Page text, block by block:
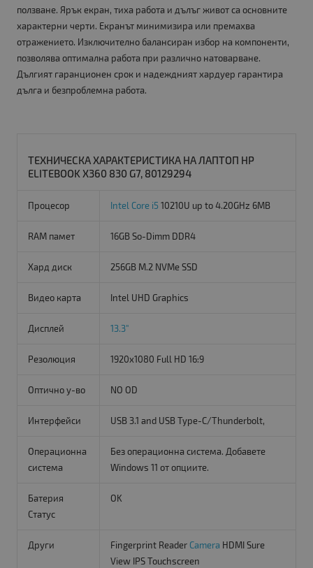
ползване. Ярък екран, тиха работа и дълъг живот са основните
характерни черти. Екранът минимизира или премахва
отражението. Изключително балансиран избор на компоненти,
позволява оптимална работа при различно натоварване.
Дългият гаранционен срок и надеждният хардуер гарантира
дълга и безпроблемна работа.
ТЕХНИЧЕСКА ХАРАКТЕРИСТИКА НА ЛАПТОП HP
ELITEBOOK X360 830 G7, 80129294
Процесор Intel Core i5 10210U up to 4.20GHz 6MB
RAM памет 16GB So-Dimm DDR4
Хард диск 256GB M.2 NVMe SSD
Видео карта Intel UHD Graphics
Дисплей 13.3"
Резолюция 1920x1080 Full HD 16:9
Оптично у-во NO OD
Интерфейси USB 3.1 and USB Type-C/Thunderbolt,
Операционна
система
Без операционна система. Добавете
Windows 11 от опциите.
Батерия
Статус
OK
Други Fingerprint Reader Camera HDMI Sure
View IPS Touchscreen